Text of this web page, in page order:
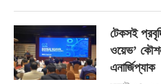
টেকসই
ওয়েভ’
এনার্জিপ্যাক